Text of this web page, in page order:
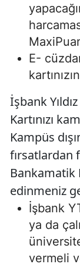
E-
İşbank
Kartınızı
Kampüs
fırsatlardan
Bankamatik
edinmeniz
İşbank
ya da
vermeli